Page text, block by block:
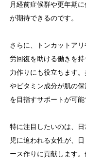
月経前症候群や更年期
が期待できるのです。
さらに、トンカットア
労回復を助ける働きを
力作りにも役立ちます
やビタミン成分が肌の
を目指すサポートが可能
特に注目したいのは、
児に追われる女性が、
ース作りに貢献します